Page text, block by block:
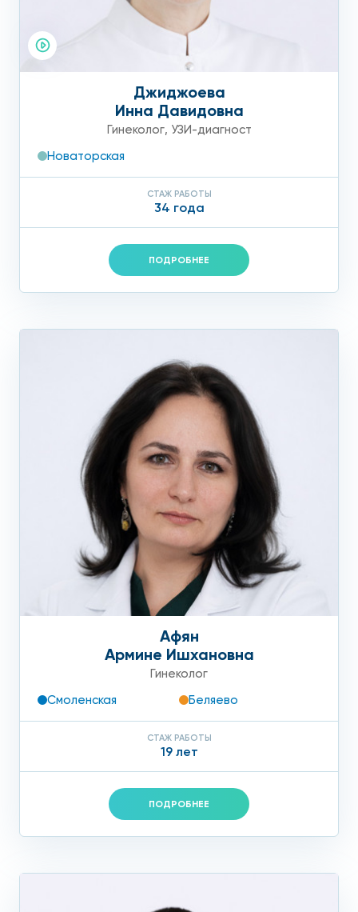
Джиджоева
Инна Давидовна
Гинеколог, УЗИ-диагност
Новаторская
СТАЖ РАБОТЫ
34 года
ПОДРОБНЕЕ
Афян
Армине Ишхановна
Гинеколог
Смоленская
Беляево
СТАЖ РАБОТЫ
19 лет
ПОДРОБНЕЕ